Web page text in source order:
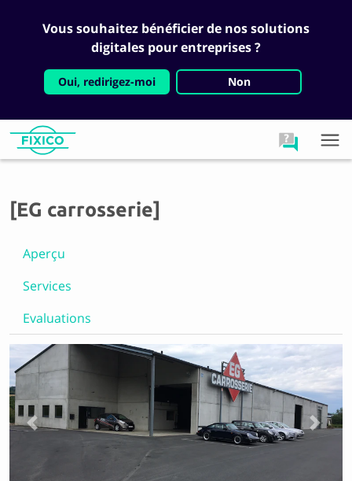
Vous souhaitez bénéficier de nos solutions
digitales pour entreprises ?
Oui, redirigez-moi Non
[EG carrosserie]
Aperçu
Services
Evaluations
Previous Next